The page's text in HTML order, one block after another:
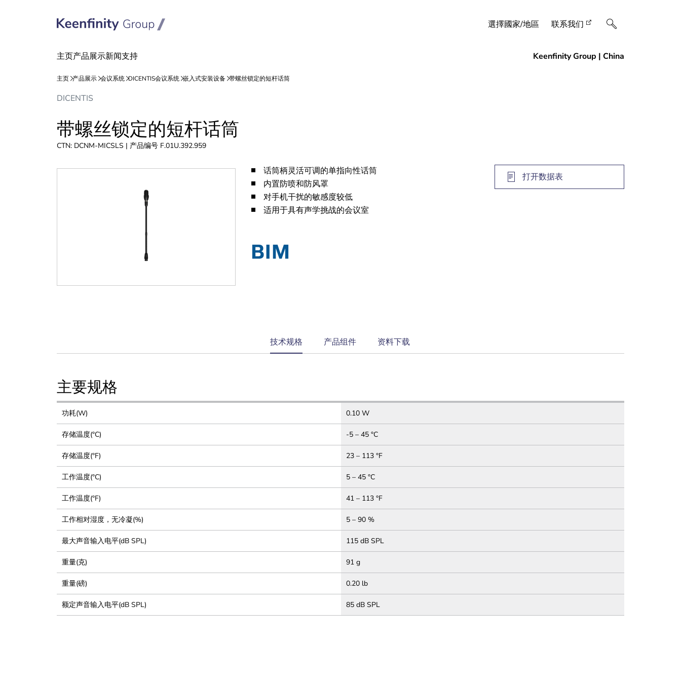
選擇國家/地區 联系我们
DICENTIS
带螺丝锁定的短杆话筒
CTN: DCNM-MICSLS | 产品编号 F.01U.392.959
话筒柄灵活可调的单指向性话筒
内置防喷和防风罩
对手机干扰的敏感度较低
适用于具有声学挑战的会议室
打开数据表
current
tab:
技术规格 产品组件 资料下载
主要规格
功耗(W) 0.10 W
存储温度(°C) -5 – 45 °C
存储温度(°F) 23 – 113 °F
工作温度(°C) 5 – 45 °C
工作温度(°F) 41 – 113 °F
工作相对湿度，无冷凝(%) 5 – 90 %
最大声音输入电平(dB SPL) 115 dB SPL
重量(克) 91 g
重量(磅) 0.20 lb
额定声音输入电平(dB SPL) 85 dB SPL